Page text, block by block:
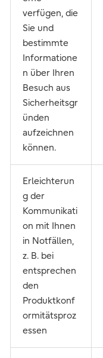
verfügen, die
Sie und
bestimmte
Informatione
n über Ihren
Besuch aus
Sicherheitsgr
ünden
aufzeichnen
können.
Erleichterun
g der
Kommunikati
on mit Ihnen
in Notfällen,
z. B. bei
entsprechen
den
Produktkonf
ormitätsproz
essen